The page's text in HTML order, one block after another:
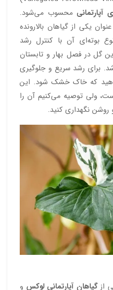
آپارتمانی محسوب می‌شود.
یکی از گیاهان بالارونده
بوته‌ای آن با کنترل رشد
گل در فصل بهار و تابستان
برای رشد سریع و جلوگیری
دهید که خاک خشک شود. این
ولی توصیه می‌کنیم آن را
روشن نگهداری کنید.
گیاهان آپارتمانی لوکس و